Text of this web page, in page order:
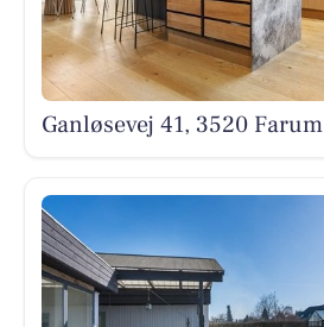
Ganløsevej 41, 3520 Farum